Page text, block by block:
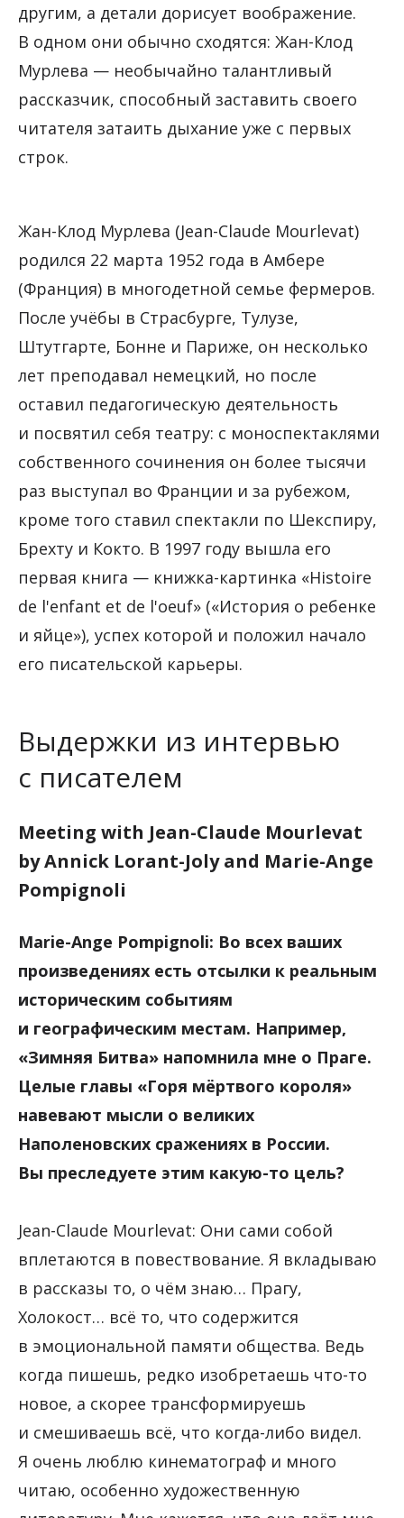
другим, а детали дорисует воображение.
В одном они обычно сходятся: Жан-Клод
Мурлева — необычайно талантливый
рассказчик, способный заставить своего
читателя затаить дыхание уже с первых
строк.
Жан-Клод Мурлева (Jean-Claude Mourlevat)
родился 22 марта 1952 года в Амбере
(Франция) в многодетной семье фермеров.
После учёбы в Страсбурге, Тулузе,
Штутгарте, Бонне и Париже, он несколько
лет преподавал немецкий, но после
оставил педагогическую деятельность
и посвятил себя театру: с моноспектаклями
собственного сочинения он более тысячи
раз выступал во Франции и за рубежом,
кроме того ставил спектакли по Шекспиру,
Брехту и Кокто. В 1997 году вышла его
первая книга — книжка-картинка «Histoire
de l'enfant et de l'oeuf» («История о ребенке
и яйце»), успех которой и положил начало
его писательской карьеры.
Выдержки из интервью
с писателем
Meeting with Jean-Claude Mourlevat
by Annick Lorant-Joly and Marie-Ange
Pompignoli
Marie-Ange Pompignoli: Во всех ваших
произведениях есть отсылки к реальным
историческим событиям
и географическим местам. Например,
«Зимняя Битва» напомнила мне о Праге.
Целые главы «Горя мёртвого короля»
навевают мысли о великих
Наполеновских сражениях в России.
Вы преследуете этим какую-то цель?
Jean-Claude Mourlevat: Они сами собой
вплетаются в повествование. Я вкладываю
в рассказы то, о чём знаю… Прагу,
Холокост… всё то, что содержится
в эмоциональной памяти общества. Ведь
когда пишешь, редко изобретаешь что-то
новое, а скорее трансформируешь
и смешиваешь всё, что когда-либо видел.
Я очень люблю кинематограф и много
читаю, особенно художественную